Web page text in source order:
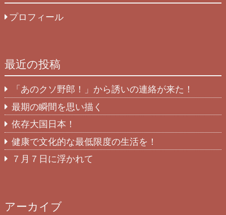
プロフィール
最近の投稿
「あのクソ野郎！」から誘いの連絡が来た！
最期の瞬間を思い描く
依存大国日本！
健康で文化的な最低限度の生活を！
７月７日に浮かれて
アーカイブ